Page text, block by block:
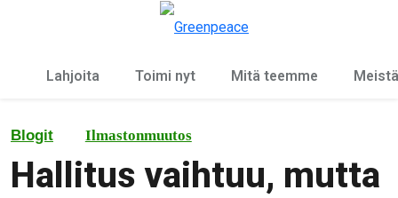
Lahjoita Toimi nyt Mitä teemme Meistä
Blogit Ilmastonmuutos
Hallitus vaihtuu, mutta